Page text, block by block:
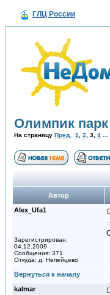
ГЛЦ России
Олимпик парк
На страницу Пред. 1 2 3 4
Автор
Alex_Ufa1
Зарегистрирован:
04.12.2009
Сообщения: 371
Откуда: д. Непейцево
Вернуться к началу
kalmar